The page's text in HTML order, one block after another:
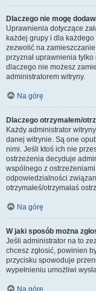
Dlaczego nie mogę
Uprawnienia dotyczące
każdej grupy i dla
zezwolić na
przyznał uprawnienia
dlaczego nie możesz
administratorem witryny.
Na górę
Dlaczego otrzymałem/
Każdy administrator
danej witrynie. Są one
nimi. Jeśli ktoś ich nie
ostrzeżenia decyduje
wspólnego z
odpowiedzialności
otrzymałeś/otrzymałaś
Na górę
W jaki sposób można
Jeśli administrator na to
chcesz zgłosić, powinien
przycisku spowoduje
wypełnieniu umożliwi
Na górę